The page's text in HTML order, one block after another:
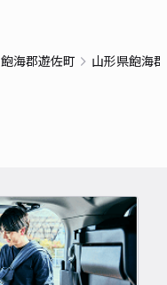
飽海郡遊佐町 山形県飽海